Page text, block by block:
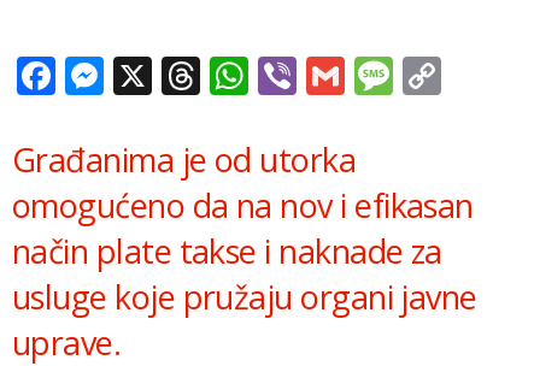
Facebook
Messenger
X Threads
WhatsApp
ViberGmail
Građanima je od utorka
omogućeno da na nov i efikasan
način plate takse i naknade za
usluge koje pružaju organi javne
uprave.